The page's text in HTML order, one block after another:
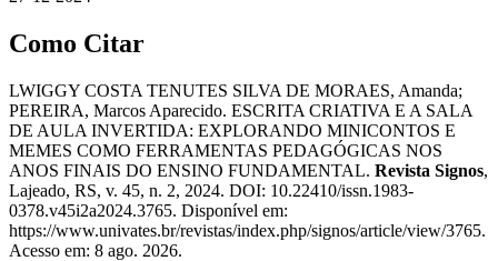
Como Citar
LWIGGY COSTA TENUTES SILVA DE MORAES, Amanda;
PEREIRA, Marcos Aparecido. ESCRITA CRIATIVA E A SALA
DE AULA INVERTIDA: EXPLORANDO MINICONTOS E
MEMES COMO FERRAMENTAS PEDAGÓGICAS NOS
ANOS FINAIS DO ENSINO FUNDAMENTAL. Revista Signos,
Lajeado, RS, v. 45, n. 2, 2024. DOI: 10.22410/issn.1983-
0378.v45i2a2024.3765. Disponível em:
https://www.univates.br/revistas/index.php/signos/article/view/3765.
Acesso em: 8 ago. 2026.